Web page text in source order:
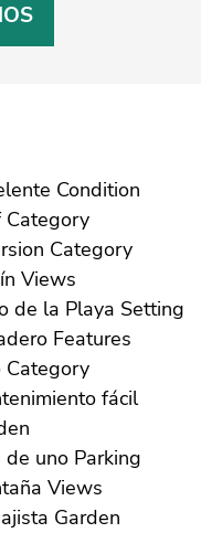
Excelente Condition
Golf Category
Inversion Category
Jardín Views
Lado de la Playa Setting
Lavadero Features
Lujo Category
fácil
Más de uno Parking
Montaña Views
Paisajista Garden